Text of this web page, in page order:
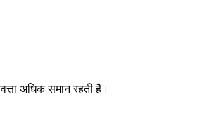
अधिक समान रहती है।